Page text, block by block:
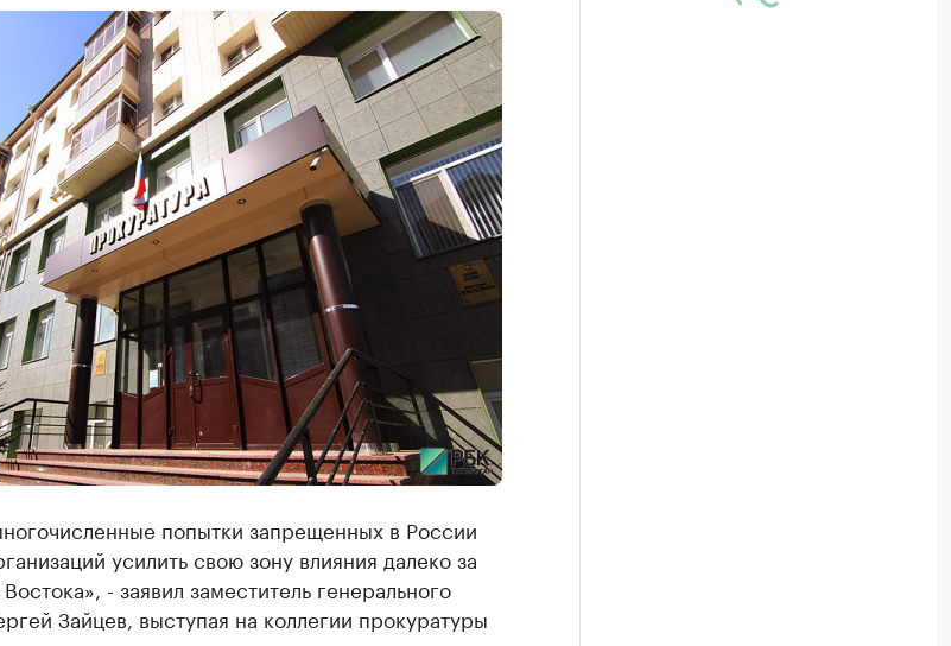
попытки запрещенных в России
усилить свою зону влияния далеко за
- заявил заместитель генерального
Зайцев, выступая на коллегии прокуратуры